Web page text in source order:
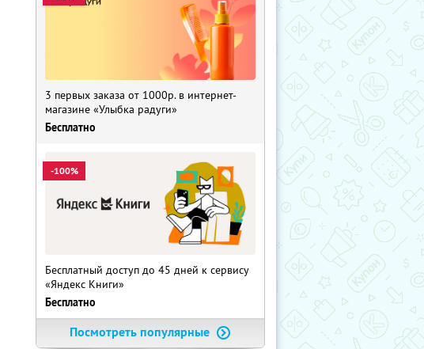
3 первых заказа от 1000р. в интернет-
магазине «Улыбка радуги»
Бесплатно
-100%
Бесплатный доступ до 45 дней к сервису
«Яндекс Книги»
Бесплатно
Посмотреть популярные